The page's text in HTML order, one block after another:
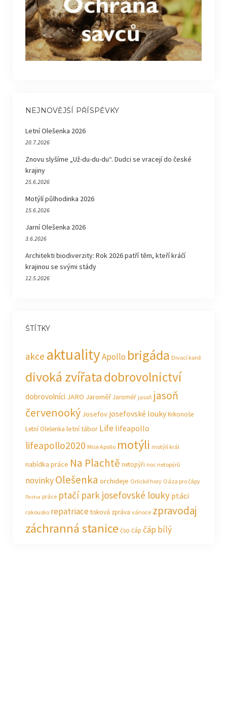
NEJNOVĚJŠÍ PŘÍSPĚVKY
Letní Olešenka 2026
20.7.2026
Znovu slyšíme „Už-du-du-du“. Dudci se vracejí do české
krajiny
25.6.2026
Motýlí půlhodinka 2026
15.6.2026
Jarní Olešenka 2026
3.6.2026
Architekti biodiverzity: Rok 2026 patří těm, kteří kráčí
krajinou se svými stády
12.5.2026
ŠTÍTKY
akce aktualityApollo brigáda Divocí koně
divoká zvířatadobrovolnictví
dobrovolníci JARO JaroměřJaroměř jasoň jasoň
červenooký Josefov josefovské loukyKrkonoše
Letní Olešenka letní tábor Life lifeapollo
lifeapollo2020 Mise Apollo motýli motýlí král
nabídka práce Na Plachtě netopýři noc netopýrů
novinkyOlešenka orchideje Orlické hory Oáza pro čápy
Pastva práce ptačí park josefovské louky ptáci
rakousko repatriacetisková zpráva vánoce zpravodaj
záchranná stanice čso čáp čáp bílý